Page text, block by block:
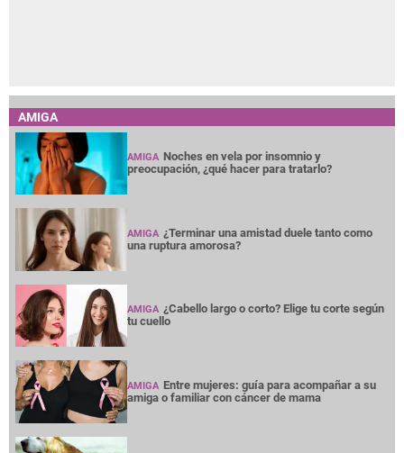
AMIGA
AMIGA Noches en vela por insomnio y
preocupación, ¿qué hacer para tratarlo?
AMIGA ¿Terminar una amistad duele tanto como
una ruptura amorosa?
AMIGA ¿Cabello largo o corto? Elige tu corte según
tu cuello
AMIGA Entre mujeres: guía para acompañar a su
amiga o familiar con cáncer de mama